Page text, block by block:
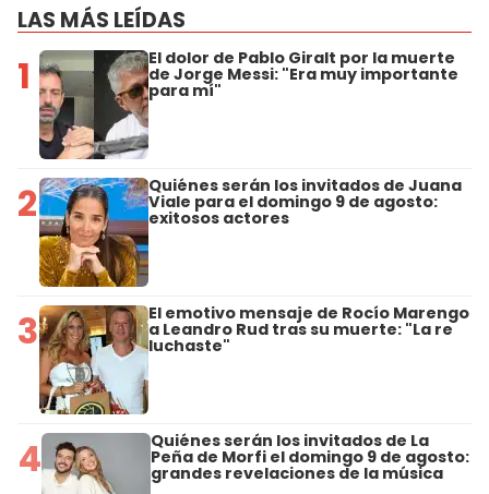
LAS MÁS LEÍDAS
1 El dolor de Pablo Giralt por la muerte
de Jorge Messi: "Era muy importante
para mí"
2 Quiénes serán los invitados de Juana
Viale para el domingo 9 de agosto:
exitosos actores
3 El emotivo mensaje de Rocío Marengo
a Leandro Rud tras su muerte: "La re
luchaste"
4 Quiénes serán los invitados de La
Peña de Morfi el domingo 9 de agosto:
grandes revelaciones de la música